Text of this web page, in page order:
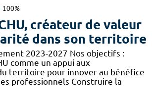
100%
créateur de valeur
dans son territoire
2023-2027 Nos objectifs :
comme un appui aux
territoire pour innover au bénéfice
professionnels Construire la